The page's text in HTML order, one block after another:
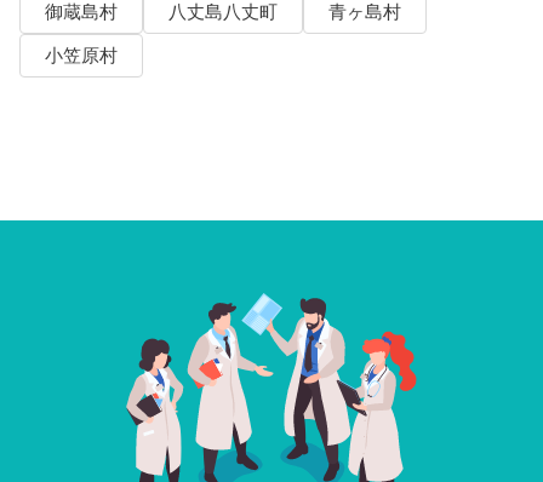
御蔵島村
八丈島八丈町
青ヶ島村
小笠原村